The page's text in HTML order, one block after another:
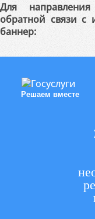
Для
обратной связи с
баннер:
Решаем вместе